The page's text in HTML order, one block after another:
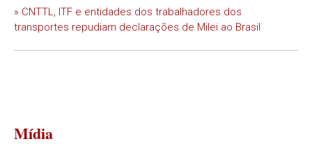
» CNTTL, ITF e entidades dos trabalhadores dos
transportes repudiam declarações de Milei ao Brasil
Mídia